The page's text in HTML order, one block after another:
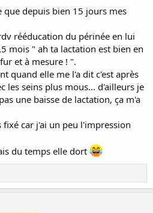
que depuis bien 15 jours mes
rééducation du périnée en lui
mois " ah ta lactation est bien en
et à mesure ! ".
quand elle me l'a dit c'est après
les seins plus mous... d'ailleurs je
une baisse de lactation, ça m'a
fixé car j'ai un peu l'impression
du temps elle dort